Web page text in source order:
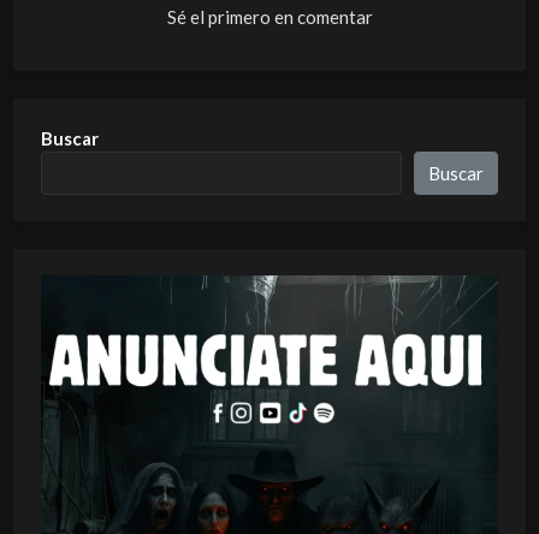
Sé el primero en comentar
Buscar
Buscar